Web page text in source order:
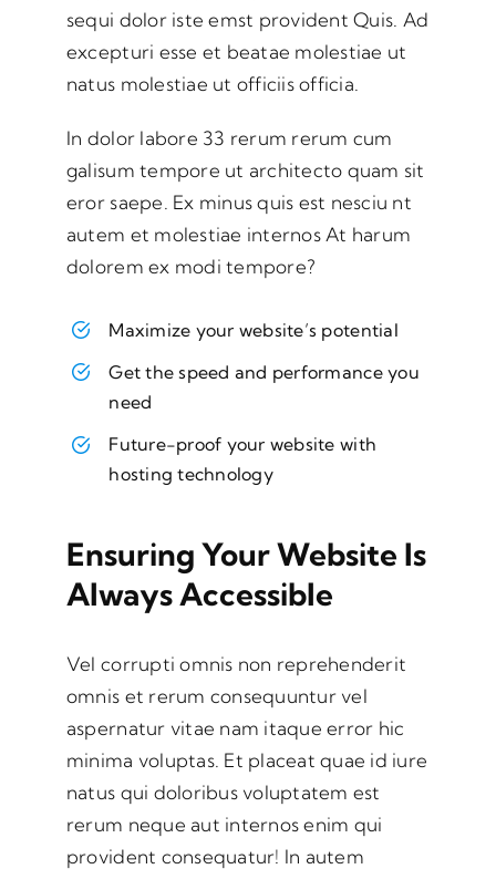
sequi dolor iste emst provident Quis. Ad
excepturi esse et beatae molestiae ut
natus molestiae ut officiis officia.
In dolor labore 33 rerum rerum cum
galisum tempore ut architecto quam sit
eror saepe. Ex minus quis est nesciu nt
autem et molestiae internos At harum
dolorem ex modi tempore?
Maximize your website’s potential
Get the speed and performance you
need
Future-proof your website with
hosting technology
Ensuring Your Website Is
Always Accessible
Vel corrupti omnis non reprehenderit
omnis et rerum consequuntur vel
aspernatur vitae nam itaque error hic
minima voluptas. Et placeat quae id iure
natus qui doloribus voluptatem est
rerum neque aut internos enim qui
provident consequatur! In autem